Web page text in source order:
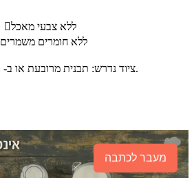
ללא צבעי מאכל
ללא חומרים משמרים
ציוד נדרש: תבנית מרובעת או ב- 2 תבניות אינגליש קייק.
מעבר לכתבה